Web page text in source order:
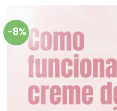
-8%